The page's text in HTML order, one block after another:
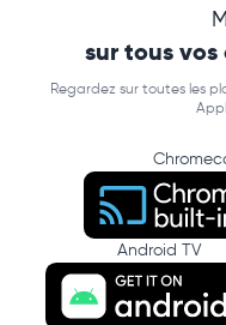
sur tous
Regardez sur toutes les
Android TV